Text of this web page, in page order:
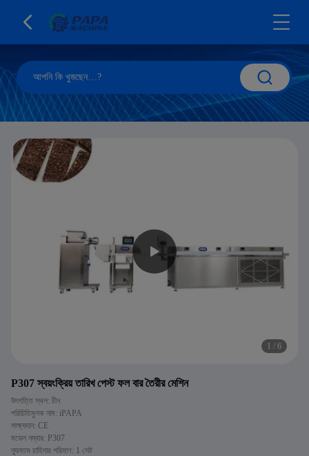
1 / 6
P307 স্বয়ংক্রিয় তারিখ পেস্ট ফল বার তৈরীর মেশিন
উৎপত্তি স্থল: চীন
পরিচিতিমুলক নাম: iPAPA
সাক্ষ্যদান: CE
মডেল নম্বার: P307
ন্যূনতম চাহিদার পরিমাণ: 1 সেট